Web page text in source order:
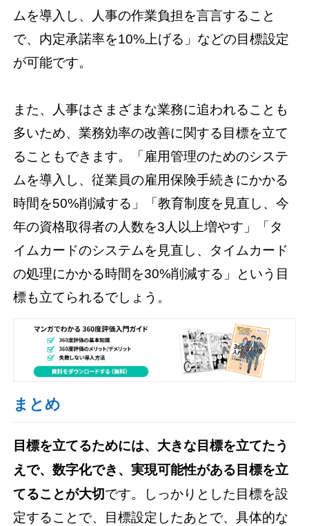
ムを導入し、人事の作業負担を言言すること
で、内定承諾率を10%上げる」などの目標設定
が可能です。
また、人事はさまざまな業務に追われることも
多いため、業務効率の改善に関する目標を立て
ることもできます。「雇用管理のためのシステ
ムを導入し、従業員の雇用保険手続きにかかる
時間を50%削減する」「教育制度を見直し、今
年の資格取得者の人数を3人以上増やす」「タ
イムカードのシステムを見直し、タイムカード
の処理にかかる時間を30%削減する」という目
標も立てられるでしょう。
まとめ
目標を立てるためには、大きな目標を立てたう
えで、数字化でき、実現可能性がある目標を立
てることが大切です。しっかりとした目標を設
定することで、目標設定したあとで、具体的な